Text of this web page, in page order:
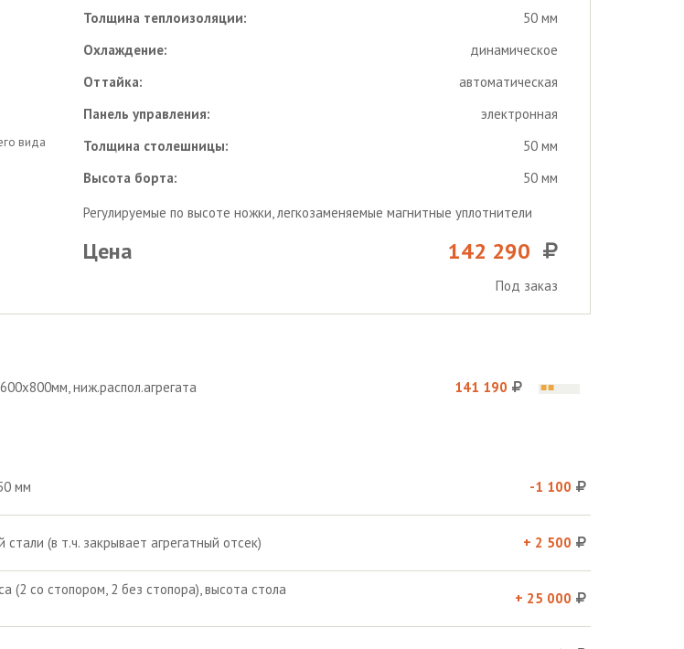
вида
Толщина теплоизоляции:
50 мм
Охлаждение:
динамическое
Оттайка:
автоматическая
Панель управления:
электронная
Толщина столешницы:
50 мм
Высота борта:
50 мм
Регулируемые по высоте ножки, легкозаменяемые магнитные уплотнители
Цена 142 290
Под заказ
ниж.распол.агрегата 141 190
мм -1 100
(в т.ч. закрывает агрегатный отсек) + 2 500
(2 со стопором, 2 без стопора), высота стола
+ 25 000